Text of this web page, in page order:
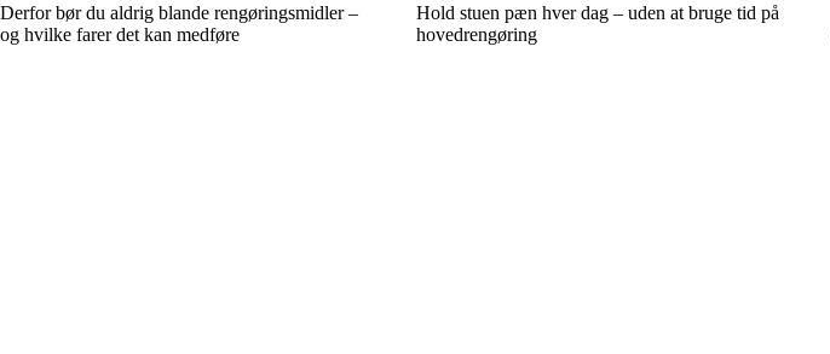
Derfor bør du aldrig blande rengøringsmidler –
og hvilke farer det kan medføre
Hold stuen pæn hver dag – uden at bruge tid på
hovedrengøring